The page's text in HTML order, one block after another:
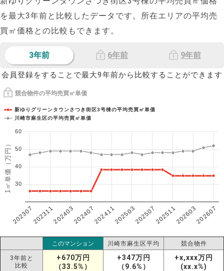
を最大3年前と比較したデータです。所在エリアの平均売
買㎡価格との比較もできます。
3年前 6年前 9年前
会員登録をすることで最大9年前から比較することができます
競合物件の平均売買㎡単価
1㎡単価（万円）
新ゆりグリーンタウンさつき街区3号棟の平均売買㎡単価
川崎市麻生区の平均売買㎡単価
202307202311202403202407202411202503202507202511202603202607
30
40
50
60
このマンション 川崎市麻生区平均 競合物件
3年前と
比較
+670万円
（33.5%）
+347万円
（9.6%）
+x,xxx万円
(xx.x%)